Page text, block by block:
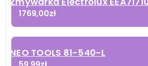
1769,00zł
NEO TOOLS 81-540-L